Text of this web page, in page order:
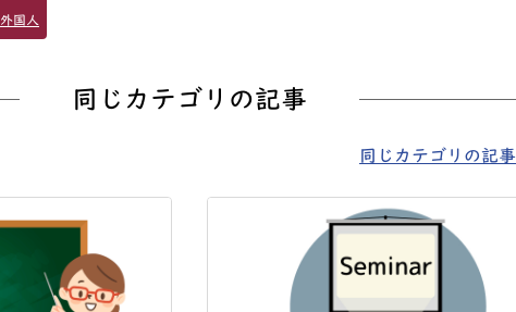
外国人
同じカテゴリの記事
同じカテゴリの記